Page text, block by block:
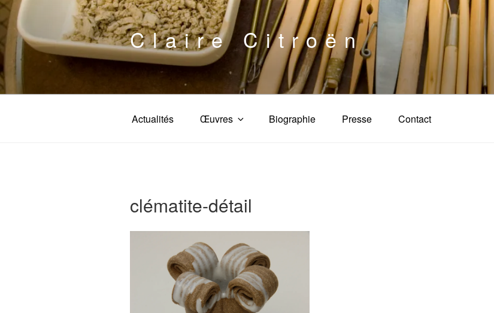
Aller
au
contenu
principal
Claire Citroën
Actualités Œuvres Biographie Presse Contact
clématite-détail